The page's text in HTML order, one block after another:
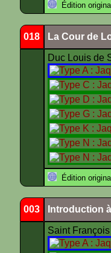
Édition
018 La Cour de
Duc Louis de
Édition
003 Introduction
Saint